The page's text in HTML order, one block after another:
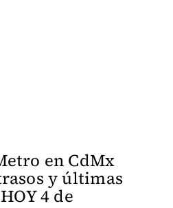
en CdMx
y últimas
4 de